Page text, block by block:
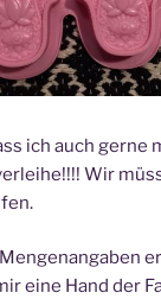
ich auch gerne
Wir
eine Hand der